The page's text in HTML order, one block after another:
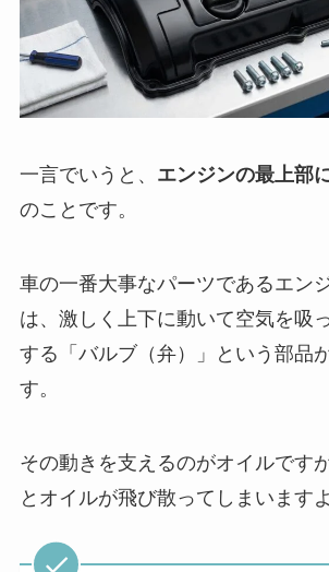
一言でいうと、 エンジンの最上部
のことです。
車の一番大事なパーツであるエン
は、激しく上下に動いて空気を吸
する「バルブ（弁）」という部品
す。
その動きを支えるのがオイルです
とオイルが飛び散ってしまいますよ